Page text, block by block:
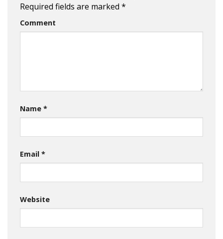
Required fields are marked *
Comment
Name *
Email *
Website